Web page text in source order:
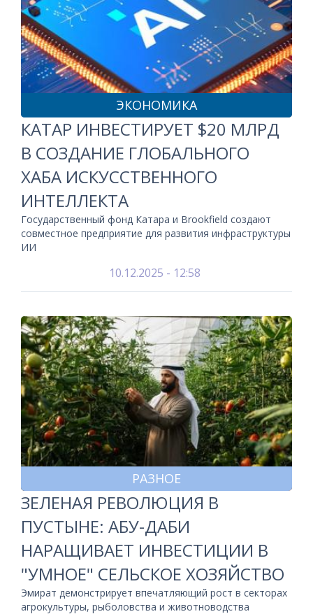
ЭКОНОМИКА
КАТАР ИНВЕСТИРУЕТ $20 МЛРД
В СОЗДАНИЕ ГЛОБАЛЬНОГО
ХАБА ИСКУССТВЕННОГО
ИНТЕЛЛЕКТА
Государственный фонд Катара и Brookfield создают
совместное предприятие для развития инфраструктуры
ИИ
10.12.2025 - 12:58
РАЗНОЕ
ЗЕЛЕНАЯ РЕВОЛЮЦИЯ В
ПУСТЫНЕ: АБУ-ДАБИ
НАРАЩИВАЕТ ИНВЕСТИЦИИ В
"УМНОЕ" СЕЛЬСКОЕ ХОЗЯЙСТВО
Эмират демонстрирует впечатляющий рост в секторах
агрокультуры, рыболовства и животноводства